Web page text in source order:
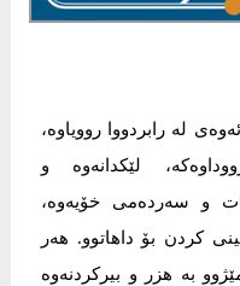
لە رابردووا روویاوە،
لێکدانەوە و
و سەردەمی خۆیەوە،
کردن بۆ داهاتوو. هەر
بە هزر و بیرکردنەوە